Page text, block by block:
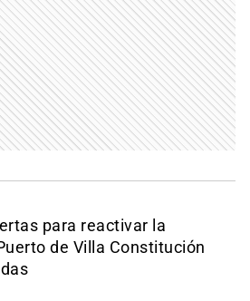
para reactivar la
de Villa Constitución